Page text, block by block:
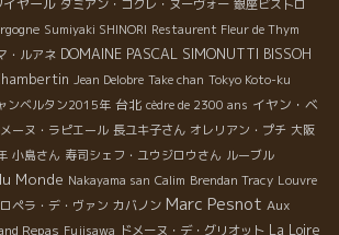
ダミアン・コクレ・ヌーヴォー 銀座ビストロ
Sumiyaki SHINORI Restaurent Fleur de Thym
・ルアネ DOMAINE PASCAL SIMONUTTI BISSOH
Jean Delobre Take chan Tokyo Koto-ku
ンベルタン2015年 台北 cèdre de 2300 ans イヤン・ベ
メーヌ・ラピエール 長ユキ子さん オレリアン・プチ 大阪
小島さん 寿司シェフ・ユウジロウさん ルーブル
Monde Nakayama san Calim Brendan Tracy Louvre
ロペラ・デ・ヴァン カバノン Marc Pesnot Aux
Repas Fujisawa ドメーヌ・デ・グリオット La Loire